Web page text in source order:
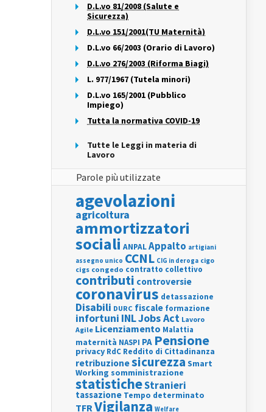
D.L.vo 81/2008 (Salute e
Sicurezza)
D.L.vo 151/2001(TU Maternità)
D.L.vo 66/2003 (Orario di Lavoro)
D.L.vo 276/2003 (Riforma Biagi)
L. 977/1967 (Tutela minori)
D.L.vo 165/2001 (Pubblico
Impiego)
Tutta la normativa COVID-19
Tutte le Leggi in materia di
Lavoro
Parole più utilizzate
agevolazioni
agricoltura
ammortizzatori
sociali ANPALAppalto artigiani
assegno unico CCNL CIG in deroga cigo
cigs congedo contratto collettivo
contributi controversie
coronavirus detassazione
Disabili DURC fiscale formazione
infortuni INLJobs Act Lavoro
Agile Licenziamento Malattia
maternità NASPI PA Pensione
privacy RdC Reddito di Cittadinanza
retribuzionesicurezza Smart
Working somministrazione
statisticheStranieri
tassazione Tempo determinato
TFRVigilanza Welfare